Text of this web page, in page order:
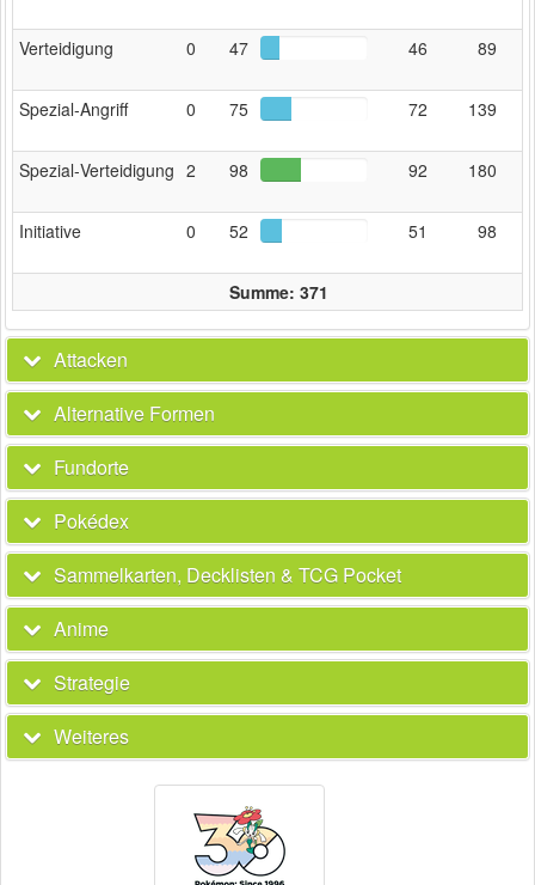
Verteidigung 0 47 46 89
Spezial‑Angriff 0 75 72 139
Spezial‑Verteidigung 2 98 92 180
Initiative 0 52 51 98
Summe: 371
Attacken
Alternative Formen
Fundorte
Pokédex
Sammelkarten, Decklisten & TCG Pocket
Anime
Strategie
Weiteres